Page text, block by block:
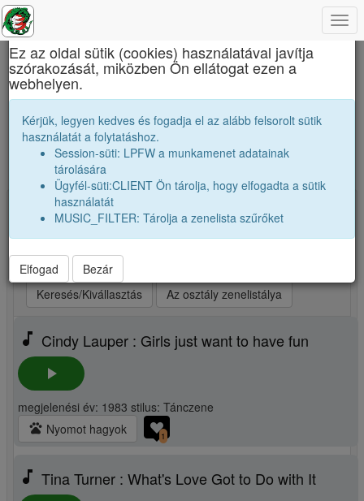
Báthory István Elméleti Líceum
A mi osztályunk zenetoplistája. Ezeket
számokat szívesen hallgatjuk.
Új zene, vagy kedvenceim kiválasztása
Kiválasztva: 25 Indítsd a lejátszót! (max 25)
Legjobb szám elsőnek Legjobb szám utoljára
Véletlenszerüen
Keresés/Kivállasztás
Az osztály zenelistálya
music_note Cindy Lauper : Girls just want to have fun
play_arrow
megjelenési év: 1983 stilus: Tánczene
pets Nyomot hagyok 1
music_note Tina Turner : What's Love Got to Do with It
×
Ez az oldal sütik (cookies) használatával javítja
szórakozását, miközben Ön ellátogat ezen a
webhelyen.
Kérjük, legyen kedves és fogadja el az alább felsorolt sütik
használatát a folytatáshoz.
Session-süti: LPFW a munkamenet adatainak
tárolására
Ügyfél-süti:CLIENT Ön tárolja, hogy elfogadta a sütik
használatát
MUSIC_FILTER: Tárolja a zenelista szűrőket
Elfogad Bezár